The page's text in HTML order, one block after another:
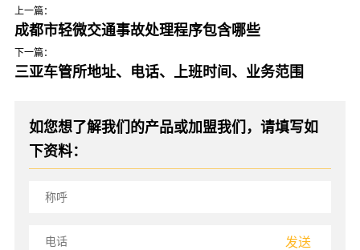
上一篇：
成都市轻微交通事故处理程序包含哪些
下一篇：
三亚车管所地址、电话、上班时间、业务范围
如您想了解我们的产品或加盟我们，请填写如
下资料：
发送